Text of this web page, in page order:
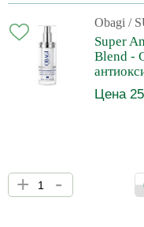
комплекса
уменьшается глубина
равномерный тон кожи.
Obagi /
Super
Blend -
Цена
Суперсыворотка
смесь
ингредиентов,
+ -